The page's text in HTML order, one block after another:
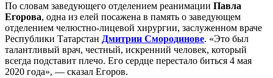
По словам заведующего отделением реанимации Павла
Егорова, одна из елей посажена в память о заведующем
отделением челюстно-лицевой хирургии, заслуженном враче
Республики Татарстан Дмитрии Смородинове. «Это был
талантливый врач, честный, искренний человек, который
всегда подставит плечо. Его сердце перестало биться 4 мая
2020 года», — сказал Егоров.